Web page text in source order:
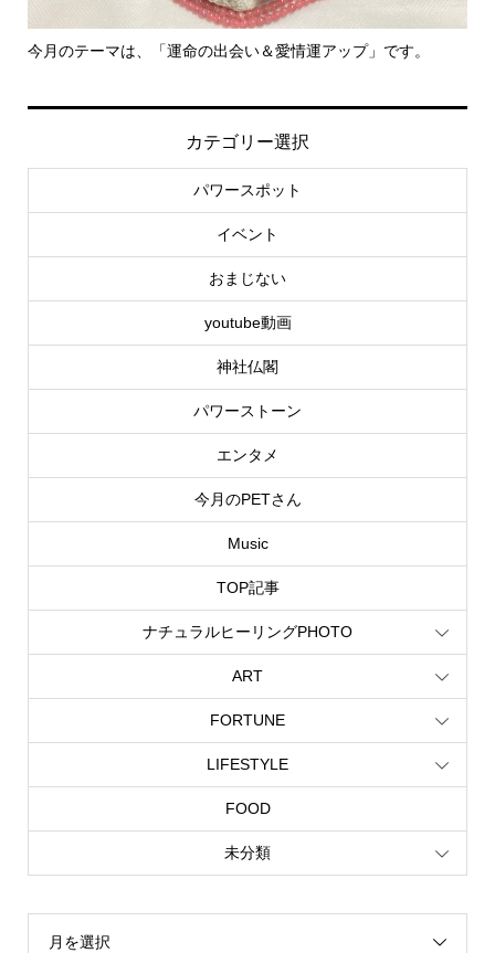
今月のテーマは、「運命の出会い＆愛情運アップ」です。
カテゴリー選択
パワースポット
イベント
おまじない
youtube動画
神社仏閣
パワーストーン
エンタメ
今月のPETさん
Music
TOP記事
ナチュラルヒーリングPHOTO
ART
FORTUNE
LIFESTYLE
FOOD
未分類
月を選択